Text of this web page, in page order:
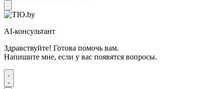
AI-консультант
Здравствуйте! Готова помочь вам.
Напишите мне, если у вас появятся вопросы.